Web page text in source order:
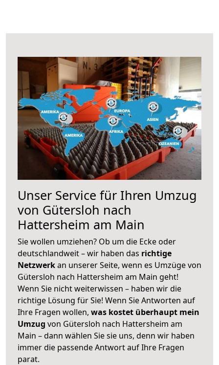
Unser Service für Ihren Umzug
von Gütersloh nach
Hattersheim am Main
Sie wollen umziehen? Ob um die Ecke oder
deutschlandweit – wir haben das richtige
Netzwerkan unserer Seite, wenn es Umzüge von
Gütersloh nach Hattersheim am Main geht!
Wenn Sie nicht weiterwissen – haben wir die
richtige Lösung für Sie! Wenn Sie Antworten auf
Ihre Fragen wollen, was kostet überhaupt mein
Umzug von Gütersloh nach Hattersheim am
Main – dann wählen Sie sie uns, denn wir haben
immer die passende Antwort auf Ihre Fragen
parat.